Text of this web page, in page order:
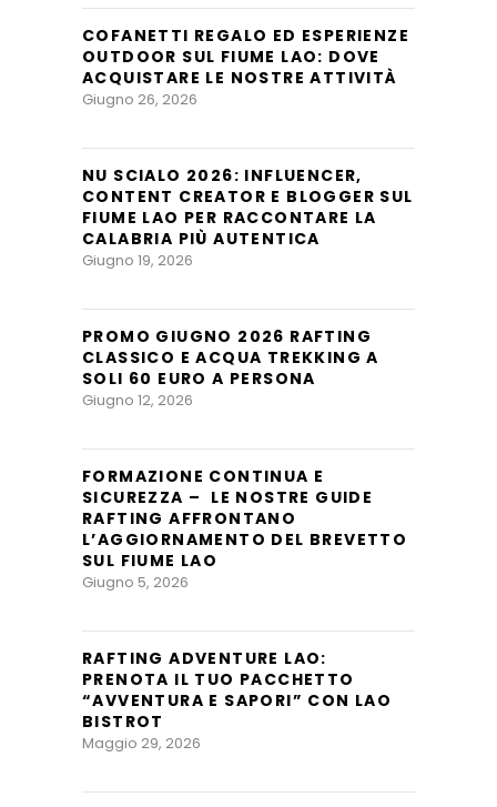
COFANETTI REGALO ED ESPERIENZE
OUTDOOR SUL FIUME LAO: DOVE
ACQUISTARE LE NOSTRE ATTIVITÀ
Giugno 26, 2026
NU SCIALO 2026: INFLUENCER,
CONTENT CREATOR E BLOGGER SUL
FIUME LAO PER RACCONTARE LA
CALABRIA PIÙ AUTENTICA
Giugno 19, 2026
PROMO GIUGNO 2026 RAFTING
CLASSICO E ACQUA TREKKING A
SOLI 60 EURO A PERSONA
Giugno 12, 2026
FORMAZIONE CONTINUA E
SICUREZZA – LE NOSTRE GUIDE
RAFTING AFFRONTANO
L’AGGIORNAMENTO DEL BREVETTO
SUL FIUME LAO
Giugno 5, 2026
RAFTING ADVENTURE LAO:
PRENOTA IL TUO PACCHETTO
“AVVENTURA E SAPORI” CON LAO
BISTROT
Maggio 29, 2026